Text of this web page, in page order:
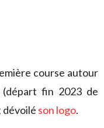
course autour
fin 2023 de
dévoilé son logo.